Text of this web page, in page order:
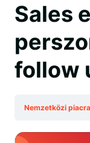
Sales
follow
Nemzetközi